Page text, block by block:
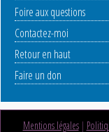
Foire aux questions
Contactez-moi
Retour en haut
Faire un don
Mentions légales|